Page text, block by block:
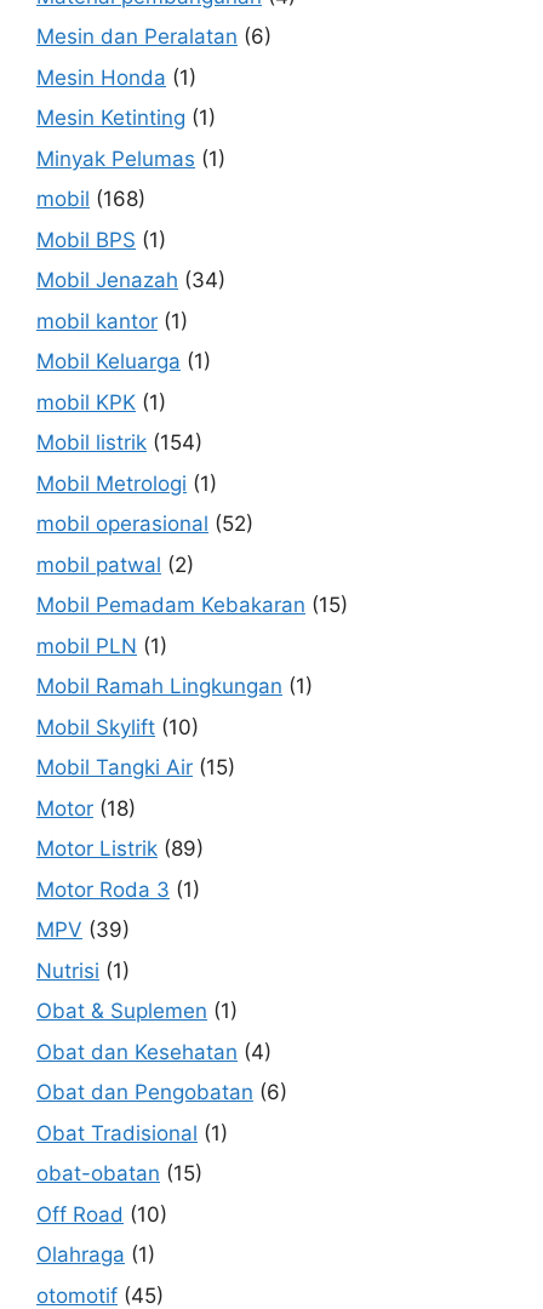
Mesin dan Peralatan (6)
Mesin Honda (1)
Mesin Ketinting (1)
Minyak Pelumas (1)
mobil (168)
Mobil BPS (1)
Mobil Jenazah (34)
mobil kantor (1)
Mobil Keluarga (1)
mobil KPK (1)
Mobil listrik (154)
Mobil Metrologi (1)
mobil operasional (52)
mobil patwal (2)
Mobil Pemadam Kebakaran (15)
mobil PLN (1)
Mobil Ramah Lingkungan (1)
Mobil Skylift (10)
Mobil Tangki Air (15)
Motor (18)
Motor Listrik (89)
Motor Roda 3 (1)
MPV (39)
Nutrisi (1)
Obat & Suplemen (1)
Obat dan Kesehatan (4)
Obat dan Pengobatan (6)
Obat Tradisional (1)
obat-obatan (15)
Off Road (10)
Olahraga (1)
otomotif (45)